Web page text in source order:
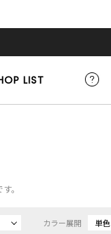
LIST
。
カラー展開 単色